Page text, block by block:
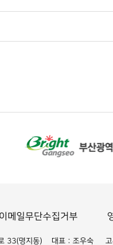
이메일무단수집거부
로 33(명지동) 대표 : 조우숙